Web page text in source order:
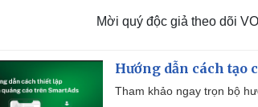
Mời quý độc giả theo dõi
Hướng dẫn cách tạo
Tham khảo ngay trọn bộ